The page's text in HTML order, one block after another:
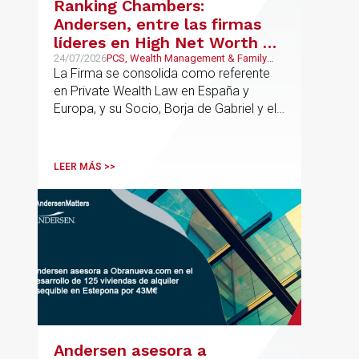
todas las fases de la operación.
Ranking Chambers:
Andersen, entre las firmas
líderes en High Net Worth en
España y Europa
24/07/2026PCS, Wealth Management & Family
Business
La Firma se consolida como referente
en Private Wealth Law en España y
Europa, y su Socio, Borja de Gabriel y el
profesionales clave del sector.
LEER MÁS >>
Andersen asesora a